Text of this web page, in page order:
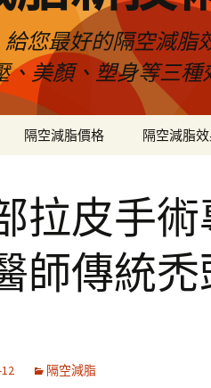
您最好的隔空減
美顏、塑身等三種
隔空減脂價格 隔空減脂
拉皮手
師傳統
隔空減脂